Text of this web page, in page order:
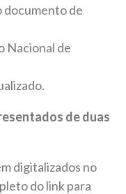
documento de
Nacional de
de duas
digitalizados no
do link para